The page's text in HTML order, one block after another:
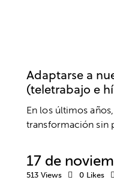
Adaptarse a
(teletrabajo e
En los últimos
transformación sin
17 de
513 Views 0 Likes